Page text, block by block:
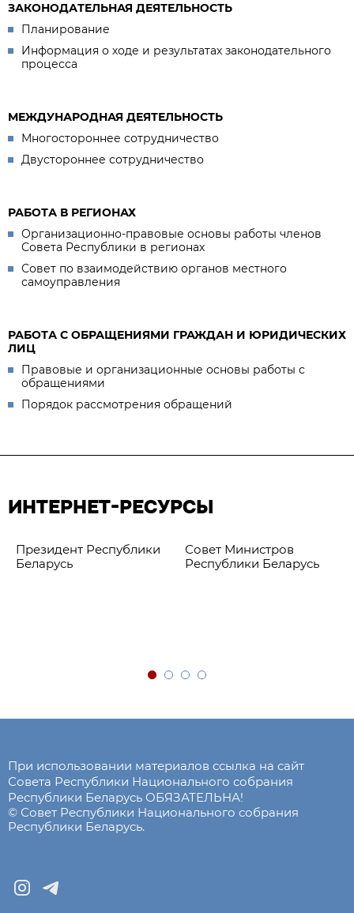
ЗАКОНОДАТЕЛЬНАЯ ДЕЯТЕЛЬНОСТЬ
Планирование
Информация о ходе и результатах законодательного
процесса
МЕЖДУНАРОДНАЯ ДЕЯТЕЛЬНОСТЬ
Многостороннее сотрудничество
Двустороннее сотрудничество
РАБОТА В РЕГИОНАХ
Организационно-правовые основы работы членов
Совета Республики в регионах
Совет по взаимодействию органов местного
самоуправления
РАБОТА С ОБРАЩЕНИЯМИ ГРАЖДАН И ЮРИДИЧЕСКИХ
ЛИЦ
Правовые и организационные основы работы с
обращениями
Порядок рассмотрения обращений
ИНТЕРНЕТ-РЕСУРСЫ
Президент Республики
Беларусь
Совет Министров
Республики Беларусь
При использовании материалов ссылка на сайт
Совета Республики Национального собрания
Республики Беларусь ОБЯЗАТЕЛЬНА!
© Совет Республики Национального собрания
Республики Беларусь.